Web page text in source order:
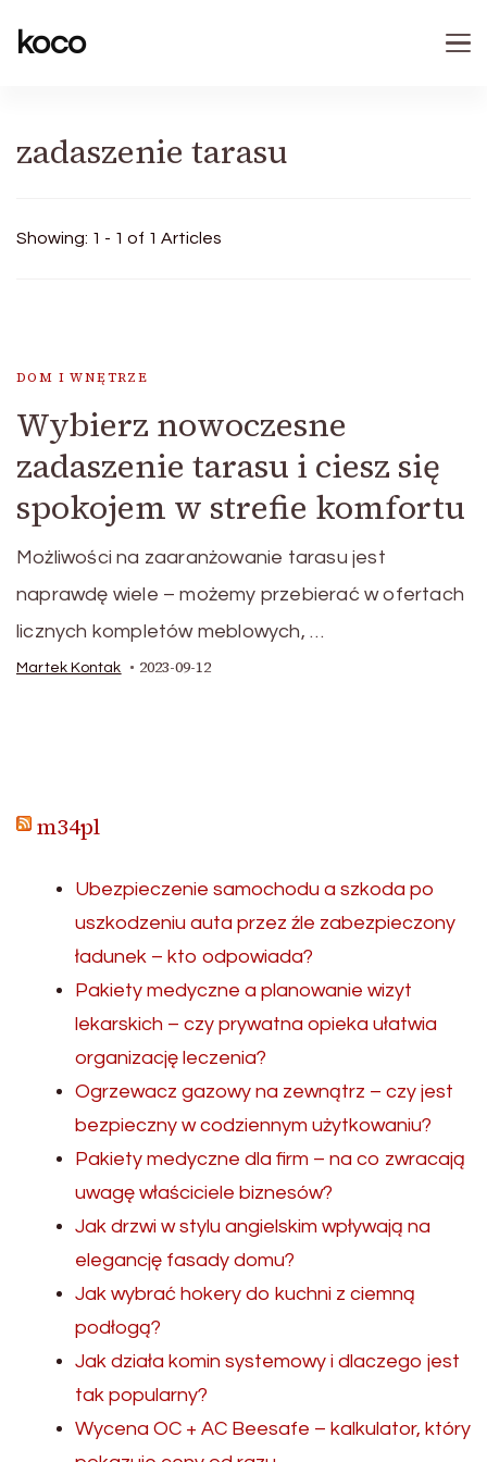
koco
zadaszenie tarasu
Showing: 1 - 1 of 1 Articles
DOM I WNĘTRZE
Wybierz nowoczesne
zadaszenie tarasu i ciesz się
spokojem w strefie komfortu
Możliwości na zaaranżowanie tarasu jest
naprawdę wiele – możemy przebierać w ofertach
licznych kompletów meblowych, …
Martek Kontak 2023-09-12
m34pl
Ubezpieczenie samochodu a szkoda po
uszkodzeniu auta przez źle zabezpieczony
ładunek – kto odpowiada?
Pakiety medyczne a planowanie wizyt
lekarskich – czy prywatna opieka ułatwia
organizację leczenia?
Ogrzewacz gazowy na zewnątrz – czy jest
bezpieczny w codziennym użytkowaniu?
Pakiety medyczne dla firm – na co zwracają
uwagę właściciele biznesów?
Jak drzwi w stylu angielskim wpływają na
elegancję fasady domu?
Jak wybrać hokery do kuchni z ciemną
podłogą?
Jak działa komin systemowy i dlaczego jest
tak popularny?
Wycena OC + AC Beesafe – kalkulator, który